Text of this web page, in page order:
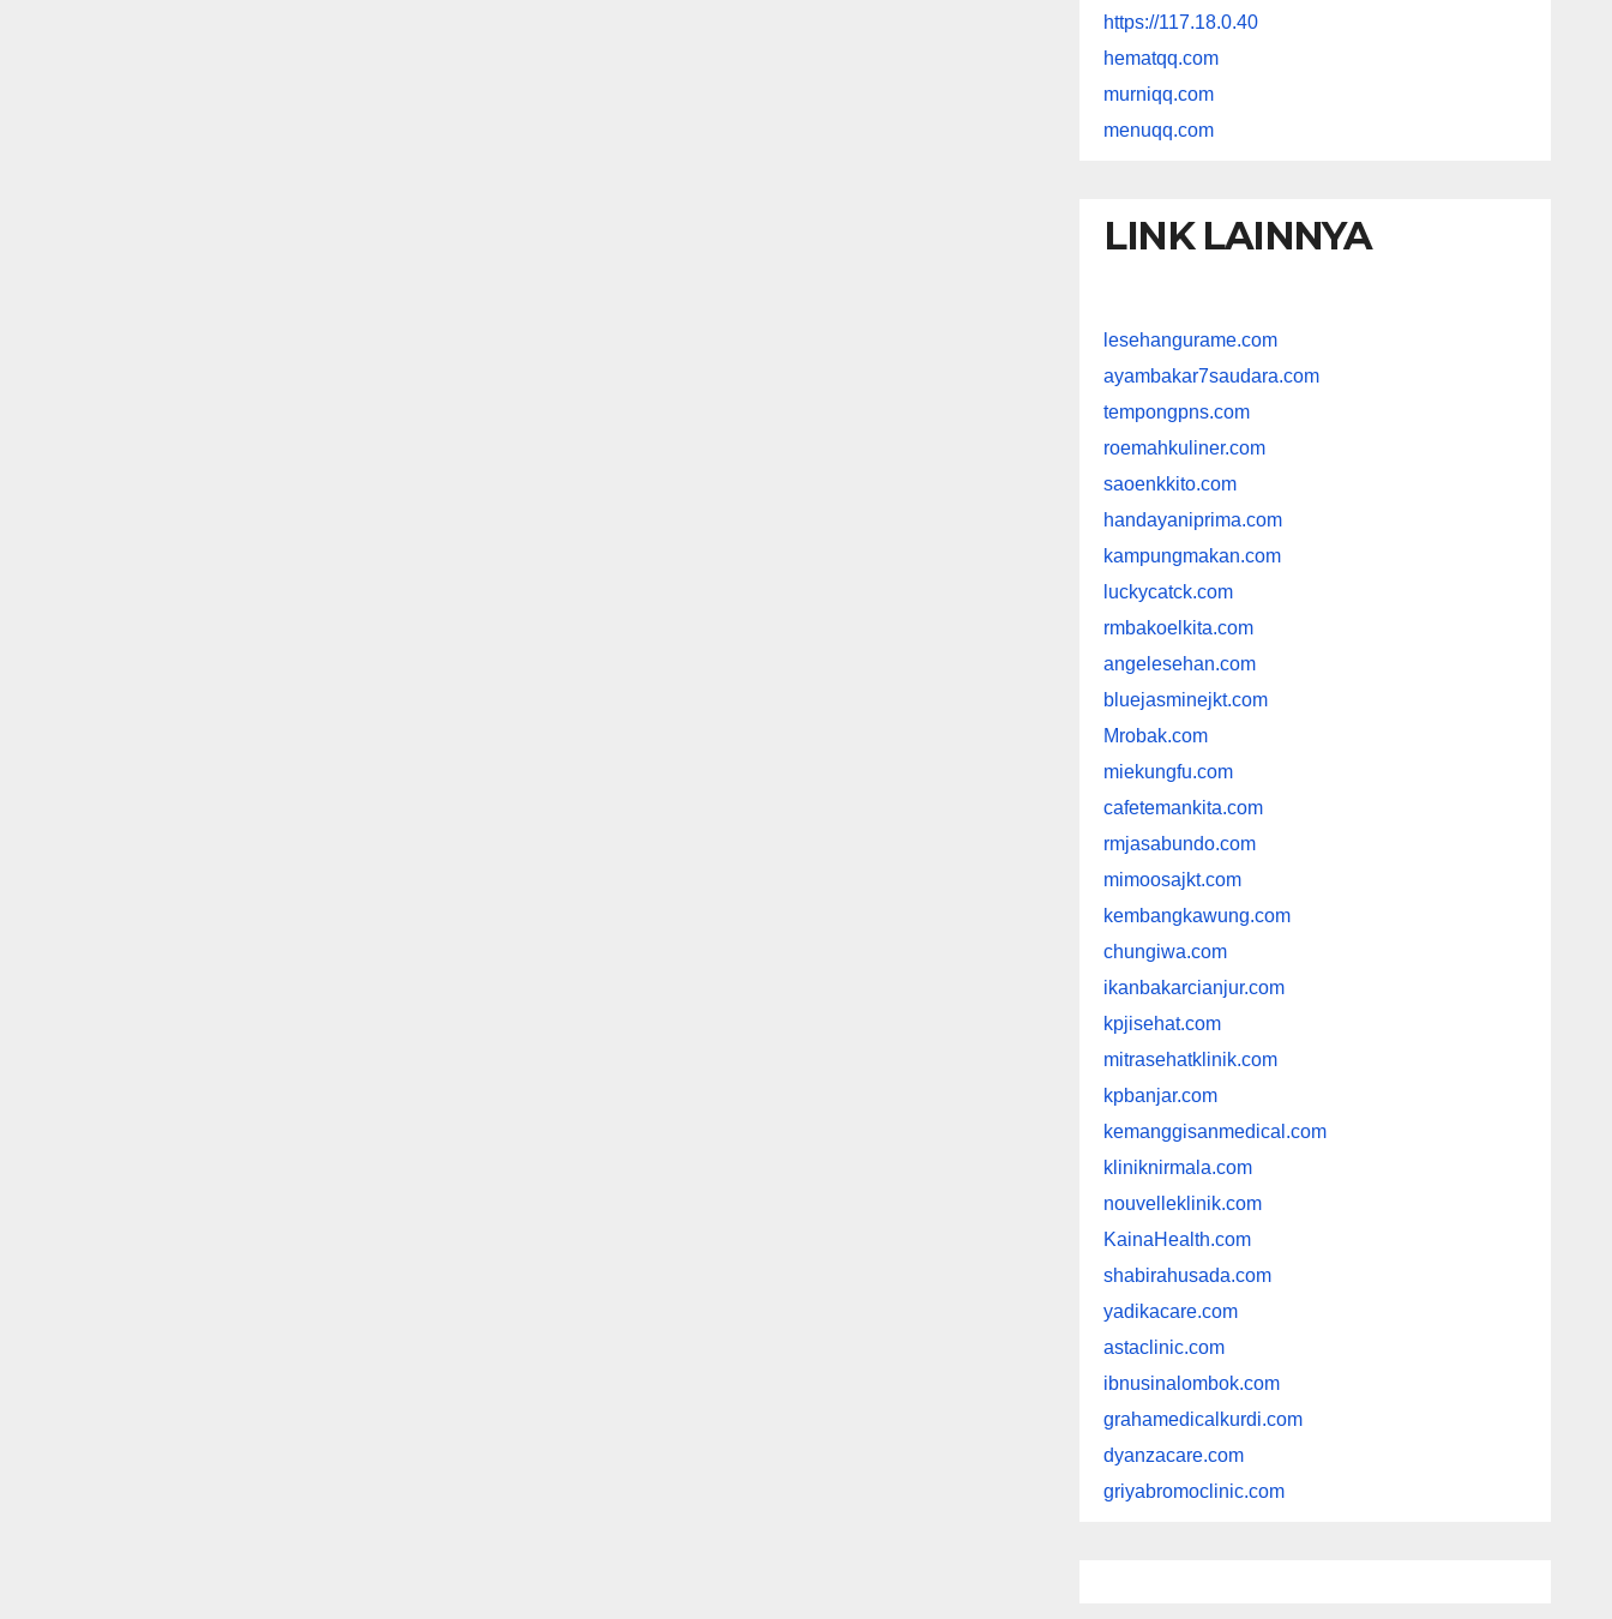
https://117.18.0.40
hematqq.com
murniqq.com
menuqq.com
LINK LAINNYA
lesehangurame.com
ayambakar7saudara.com
tempongpns.com
roemahkuliner.com
saoenkkito.com
handayaniprima.com
kampungmakan.com
luckycatck.com
rmbakoelkita.com
angelesehan.com
bluejasminejkt.com
Mrobak.com
miekungfu.com
cafetemankita.com
rmjasabundo.com
mimoosajkt.com
kembangkawung.com
chungiwa.com
ikanbakarcianjur.com
kpjisehat.com
mitrasehatklinik.com
kpbanjar.com
kemanggisanmedical.com
kliniknirmala.com
nouvelleklinik.com
KainaHealth.com
shabirahusada.com
yadikacare.com
astaclinic.com
ibnusinalombok.com
grahamedicalkurdi.com
dyanzacare.com
griyabromoclinic.com